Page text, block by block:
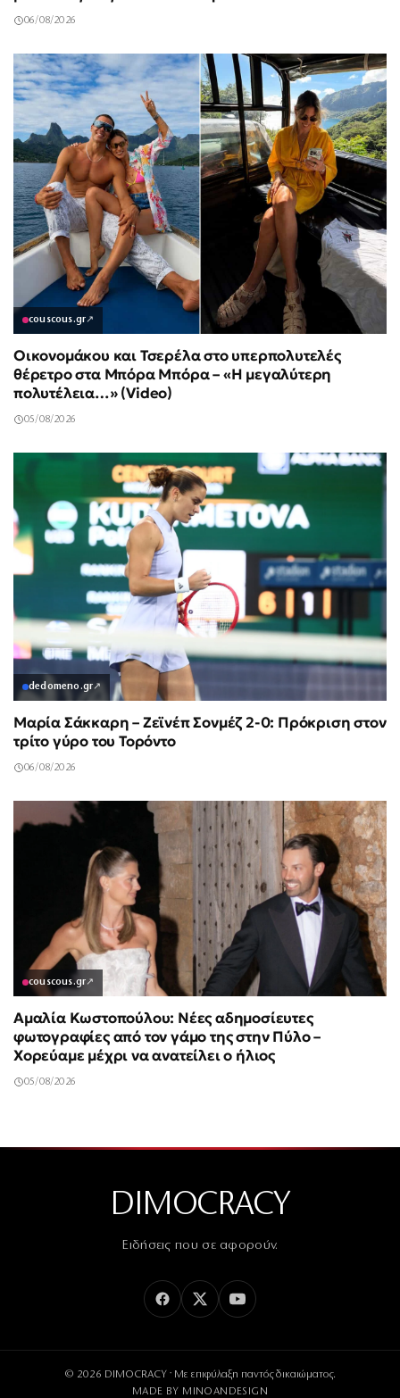
06/08/2026
couscous.gr↗
Οικονομάκου και Τσερέλα στο υπερπολυτελές
θέρετρο στα Μπόρα Μπόρα – «Η μεγαλύτερη
πολυτέλεια…» (Video)
05/08/2026
dedomeno.gr↗
Μαρία Σάκκαρη – Ζεϊνέπ Σονμέζ 2-0: Πρόκριση στον
τρίτο γύρο του Τορόντο
06/08/2026
couscous.gr↗
Αμαλία Κωστοπούλου: Νέες αδημοσίευτες
φωτογραφίες από τον γάμο της στην Πύλο –
Χορεύαμε μέχρι να ανατείλει ο ήλιος
05/08/2026
DIMOCRACY
Ειδήσεις που σε αφορούν.
© 2026 DIMOCRACY · Με επιφύλαξη παντός δικαιώματος.
MADE BY MINOANDESIGN